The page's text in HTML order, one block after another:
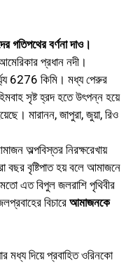
গতিপথের বর্ণনা দাও।
প্রধান নদী।
6276 কিমি। মধ্য পেরুর
সৃষ্ট হ্রদ হতে উৎপন্ন হয়ে
মারানন, জাপুরা, জুয়া, রিও
অল্পবিস্তর নিরক্ষরেখায়
বছর বৃষ্টিপাত হয় বলে আমাজনে
এত বিপুল জলরাশি পৃথিবীর
বিচারে আমাজনকে
মধ্য দিয়ে প্রবাহিত ওরিনকো